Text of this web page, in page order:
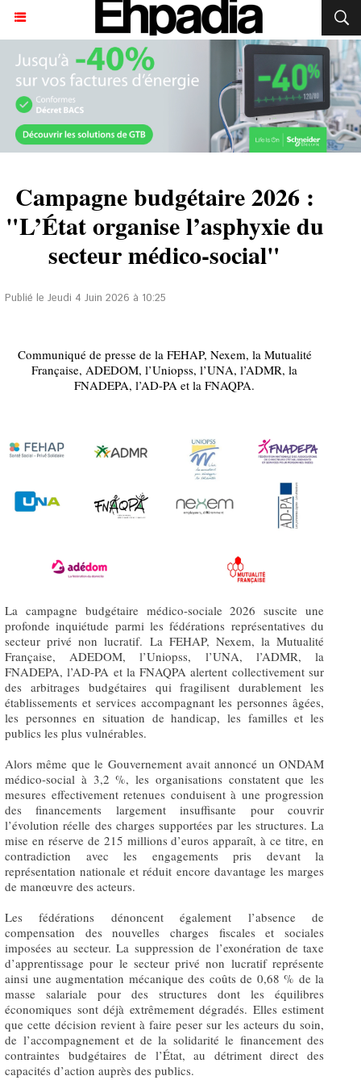
Campagne budgétaire 2026 :
"L’État organise l’asphyxie du
secteur médico-social"
Publié le Jeudi 4 Juin 2026 à 10:25
Communiqué de presse de la FEHAP, Nexem, la Mutualité
Française, ADEDOM, l’Uniopss, l’UNA, l’ADMR, la
FNADEPA, l’AD-PA et la FNAQPA.
La campagne budgétaire médico-sociale 2026 suscite une
profonde inquiétude parmi les fédérations représentatives du
secteur privé non lucratif. La FEHAP, Nexem, la Mutualité
Française, ADEDOM, l’Uniopss, l’UNA, l’ADMR, la
FNADEPA, l’AD-PA et la FNAQPA alertent collectivement sur
des arbitrages budgétaires qui fragilisent durablement les
établissements et services accompagnant les personnes âgées,
les personnes en situation de handicap, les familles et les
publics les plus vulnérables.
Alors même que le Gouvernement avait annoncé un ONDAM
médico-social à 3,2 %, les organisations constatent que les
mesures effectivement retenues conduisent à une progression
des financements largement insuffisante pour couvrir
l’évolution réelle des charges supportées par les structures. La
mise en réserve de 215 millions d’euros apparaît, à ce titre, en
contradiction avec les engagements pris devant la
représentation nationale et réduit encore davantage les marges
de manœuvre des acteurs.
Les fédérations dénoncent également l’absence de
compensation des nouvelles charges fiscales et sociales
imposées au secteur. La suppression de l’exonération de taxe
d’apprentissage pour le secteur privé non lucratif représente
ainsi une augmentation mécanique des coûts de 0,68 % de la
masse salariale pour des structures dont les équilibres
économiques sont déjà extrêmement dégradés. Elles estiment
que cette décision revient à faire peser sur les acteurs du soin,
de l’accompagnement et de la solidarité le financement des
contraintes budgétaires de l’État, au détriment direct des
capacités d’action auprès des publics.